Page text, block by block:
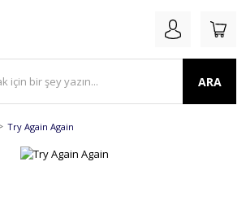
ARA
Try Again Again